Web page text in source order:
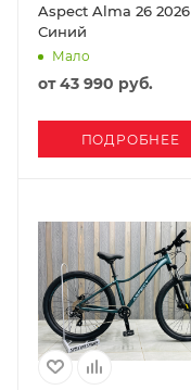
Aspect Alma 26 2026
Синий
Мало
от43 990 руб.
ПОДРОБНЕЕ